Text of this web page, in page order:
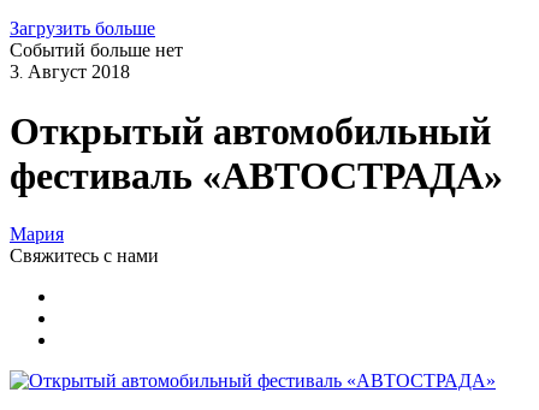
Загрузить больше
Событий больше нет
3. Август 2018
Открытый автомобильный
фестиваль «АВТОСТРАДА»
Мария
Свяжитесь с нами